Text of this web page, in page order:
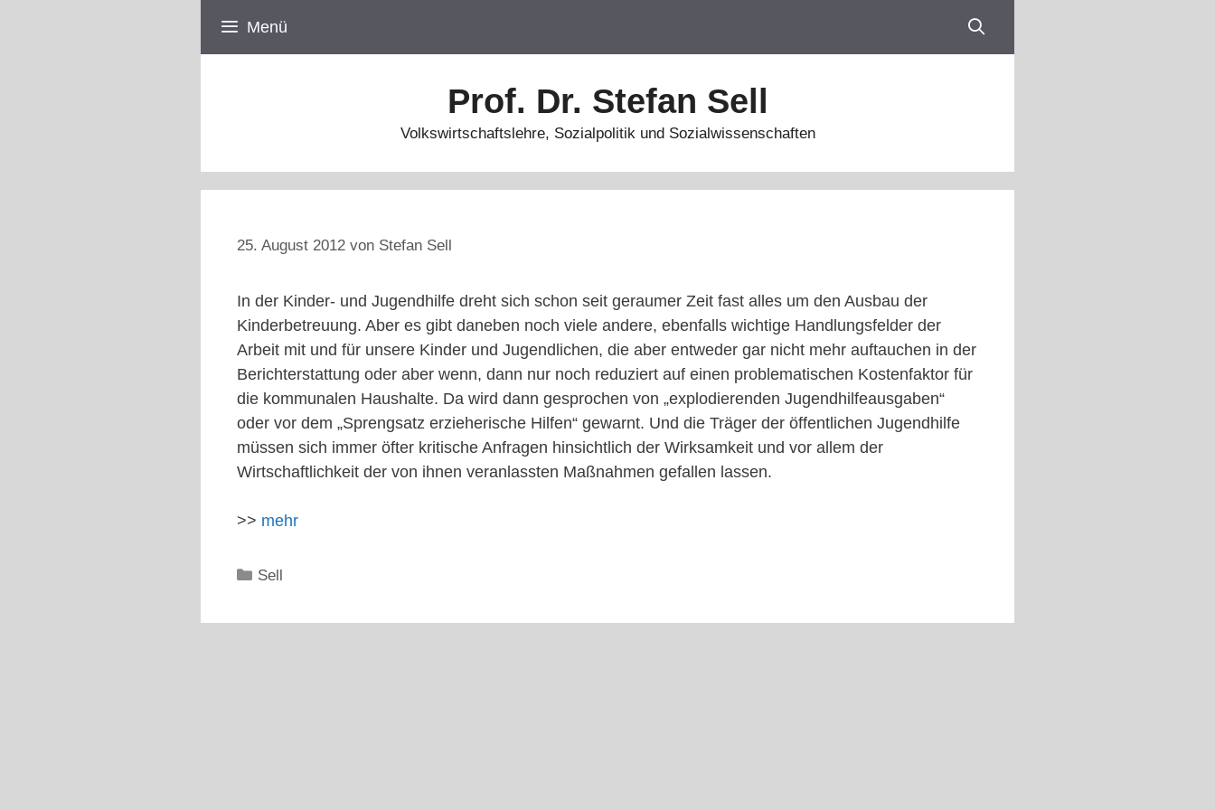
Menü
Prof. Dr. Stefan Sell
Volkswirtschaftslehre, Sozialpolitik und Sozialwissenschaften
25. August 2012 von Stefan Sell
In der Kinder- und Jugendhilfe dreht sich schon seit geraumer Zeit fast alles um den Ausbau der
Kinderbetreuung. Aber es gibt daneben noch viele andere, ebenfalls wichtige Handlungsfelder der
Arbeit mit und für unsere Kinder und Jugendlichen, die aber entweder gar nicht mehr auftauchen in der
Berichterstattung oder aber wenn, dann nur noch reduziert auf einen problematischen Kostenfaktor für
die kommunalen Haushalte. Da wird dann gesprochen von „explodierenden Jugendhilfeausgaben“
oder vor dem „Sprengsatz erzieherische Hilfen“ gewarnt. Und die Träger der öffentlichen Jugendhilfe
müssen sich immer öfter kritische Anfragen hinsichtlich der Wirksamkeit und vor allem der
Wirtschaftlichkeit der von ihnen veranlassten Maßnahmen gefallen lassen.
>> mehr
Kategorien
Sell